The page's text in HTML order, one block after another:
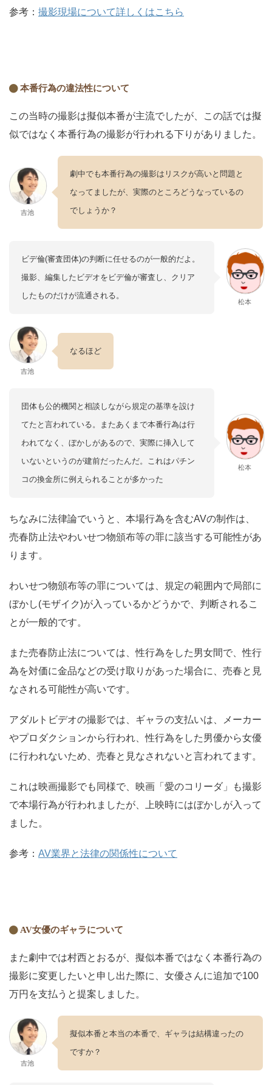
参考： 撮影現場について詳しくはこちら
本番行為の違法性について
この当時の撮影は擬似本番が主流でしたが、この話では擬
似ではなく本番行為の撮影が行われる下りがありました。
吉池
劇中でも本番行為の撮影はリスクが高いと問題と
なってましたが、実際のところどうなっているの
でしょうか？
ビデ倫(審査団体)の判断に任せるのが一般的だよ。
撮影、編集したビデオをビデ倫が審査し、クリア
したものだけが流通される。
松本
吉池
なるほど
団体も公的機関と相談しながら規定の基準を設け
てたと言われている。またあくまで本番行為は行
われてなく、ぼかしがあるので、実際に挿入して
いないというのが建前だったんだ。これはパチン
コの換金所に例えられることが多かった
松本
ちなみに法律論でいうと、本場行為を含むAVの制作は、
売春防止法やわいせつ物頒布等の罪に該当する可能性があ
ります。
わいせつ物頒布等の罪については、規定の範囲内で局部に
ぼかし(モザイク)が入っているかどうかで、判断されるこ
とが一般的です。
また売春防止法については、性行為をした男女間で、性行
為を対価に金品などの受け取りがあった場合に、売春と見
なされる可能性が高いです。
アダルトビデオの撮影では、ギャラの支払いは、メーカー
やプロダクションから行われ、性行為をした男優から女優
に行われないため、売春と見なされないと言われてます。
これは映画撮影でも同様で、映画「愛のコリーダ」も撮影
で本場行為が行われましたが、上映時にはぼかしが入って
ました。
参考： AV業界と法律の関係性について
AV女優のギャラについて
また劇中では村西とおるが、擬似本番ではなく本番行為の
撮影に変更したいと申し出た際に、女優さんに追加で100
万円を支払うと提案しました。
吉池
擬似本番と本当の本番で、ギャラは結構違ったの
ですか？